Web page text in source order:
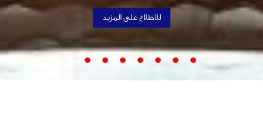
للاطلاع على المزيد
للاطلاع على المزيد